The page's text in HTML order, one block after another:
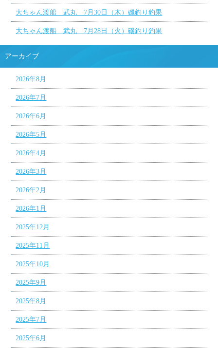
大ちゃん渡船 武丸 7月30日（木）磯釣り釣果
大ちゃん渡船 武丸 7月28日（火）磯釣り釣果
アーカイブ
2026年8月
2026年7月
2026年6月
2026年5月
2026年4月
2026年3月
2026年2月
2026年1月
2025年12月
2025年11月
2025年10月
2025年9月
2025年8月
2025年7月
2025年6月